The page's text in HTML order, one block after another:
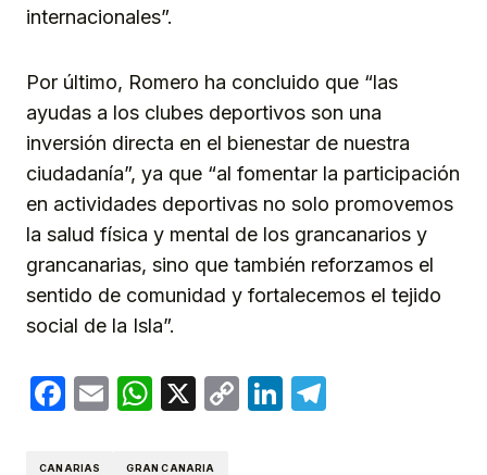
internacionales”.
Por último, Romero ha concluido que “las
ayudas a los clubes deportivos son una
inversión directa en el bienestar de nuestra
ciudadanía”, ya que “al fomentar la participación
en actividades deportivas no solo promovemos
la salud física y mental de los grancanarios y
grancanarias, sino que también reforzamos el
sentido de comunidad y fortalecemos el tejido
social de la Isla”.
Facebook
EmailWhatsApp
X
CopyLinkedIn
CANARIAS GRAN CANARIA